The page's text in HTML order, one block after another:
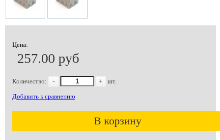
Цена:
257.00 руб
Количество: - + шт.
Добавить к сравнению
В корзину